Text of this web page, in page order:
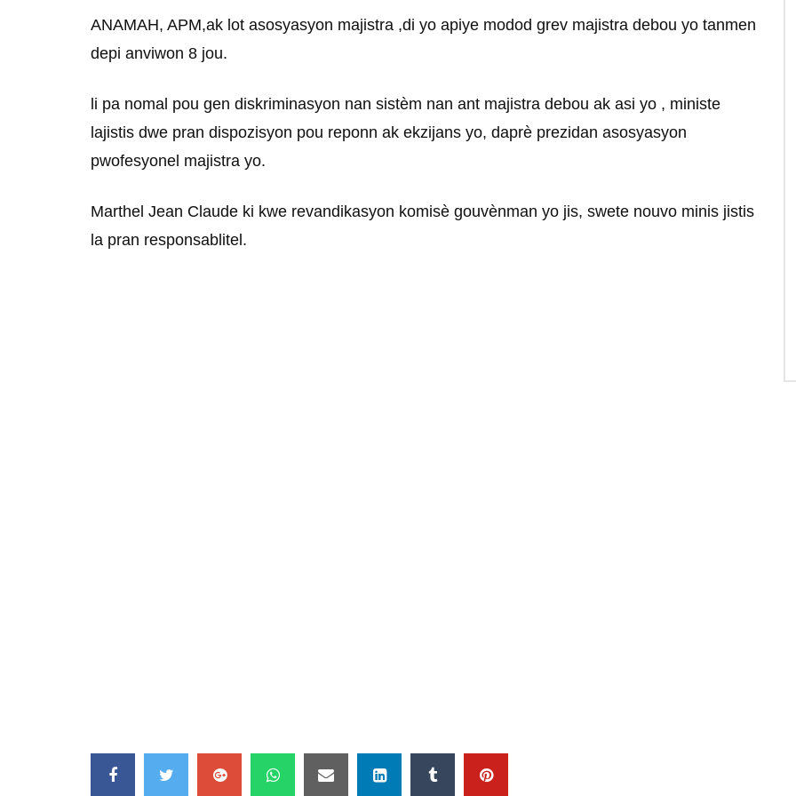
ANAMAH, APM,ak lot asosyasyon majistra ,di yo apiye modod grev majistra debou yo tanmen
depi anviwon 8 jou.
li pa nomal pou gen diskriminasyon nan sistèm nan ant majistra debou ak asi yo , ministe
lajistis dwe pran dispozisyon pou reponn ak ekzijans yo, daprè prezidan asosyasyon
pwofesyonel majistra yo.
Marthel Jean Claude ki kwe revandikasyon komisè gouvènman yo jis, swete nouvo minis jistis
la pran responsablitel.